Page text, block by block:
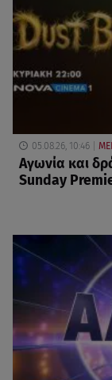
05.08.26, 10:46
Αγωνία και
Sunday